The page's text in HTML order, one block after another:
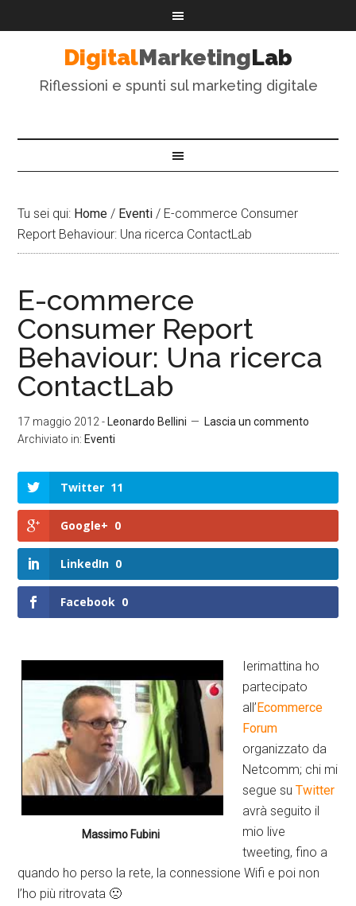
DigitalMarketingLab
Riflessioni e spunti sul marketing digitale
Tu sei qui: Home / Eventi / E-commerce Consumer
Report Behaviour: Una ricerca ContactLab
E-commerce
Consumer Report
Behaviour: Una ricerca
ContactLab
17 maggio 2012 - Leonardo Bellini
Lascia un commento
Archiviato in: Eventi
Twitter 11
Google+ 0
LinkedIn 0
Facebook 0
Massimo Fubini
Ierimattina ho
partecipato
all’ Ecommerce
Forum
organizzato da
Netcomm; chi mi
segue suTwitter
avrà seguito il
mio live
tweeting, fino a
quando ho perso la rete, la connessione Wifi e poi non
l’ho più ritrovata 🙁